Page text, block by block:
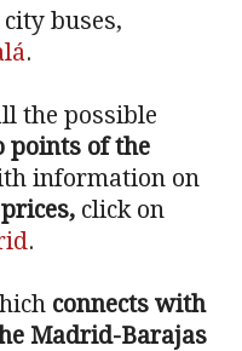
buses,
.
the possible
points of the
information on
prices, click on
.
connects with
Madrid-Barajas